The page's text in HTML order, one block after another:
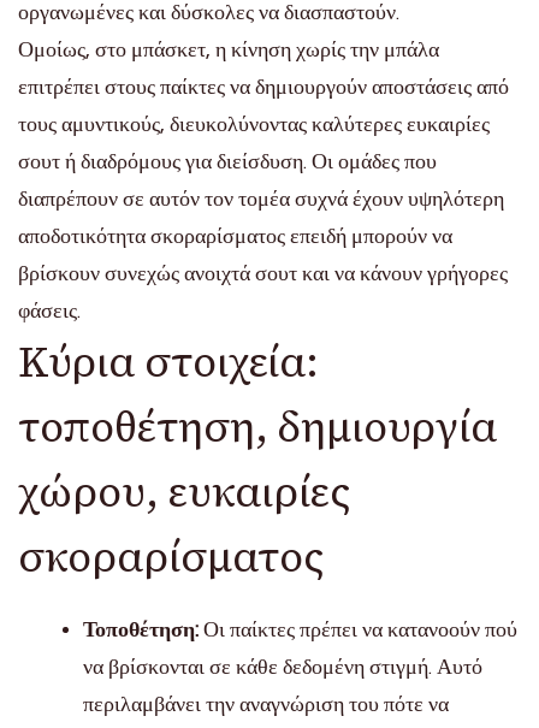
οργανωμένες και δύσκολες να διασπαστούν.
Ομοίως, στο μπάσκετ, η κίνηση χωρίς την μπάλα
επιτρέπει στους παίκτες να δημιουργούν αποστάσεις από
τους αμυντικούς, διευκολύνοντας καλύτερες ευκαιρίες
σουτ ή διαδρόμους για διείσδυση. Οι ομάδες που
διαπρέπουν σε αυτόν τον τομέα συχνά έχουν υψηλότερη
αποδοτικότητα σκοραρίσματος επειδή μπορούν να
βρίσκουν συνεχώς ανοιχτά σουτ και να κάνουν γρήγορες
φάσεις.
Κύρια στοιχεία:
τοποθέτηση, δημιουργία
χώρου, ευκαιρίες
σκοραρίσματος
Τοποθέτηση: Οι παίκτες πρέπει να κατανοούν πού
να βρίσκονται σε κάθε δεδομένη στιγμή. Αυτό
περιλαμβάνει την αναγνώριση του πότε να